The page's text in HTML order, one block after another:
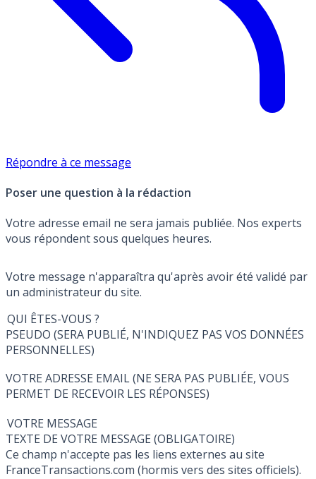
Répondre à ce message
Poser une question à la rédaction
Votre adresse email ne sera jamais publiée. Nos experts
vous répondent sous quelques heures.
Votre message n'apparaîtra qu'après avoir été validé par
un administrateur du site.
QUI ÊTES-VOUS ?
PSEUDO (SERA PUBLIÉ, N'INDIQUEZ PAS VOS DONNÉES
PERSONNELLES)
VOTRE ADRESSE EMAIL (NE SERA PAS PUBLIÉE, VOUS
PERMET DE RECEVOIR LES RÉPONSES)
VOTRE MESSAGE
TEXTE DE VOTRE MESSAGE (OBLIGATOIRE)
Ce champ n'accepte pas les liens externes au site
FranceTransactions.com (hormis vers des sites officiels).